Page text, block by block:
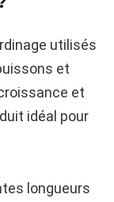
utilisés
et
et
idéal pour
longueurs